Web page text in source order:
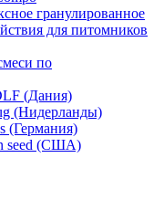
гранулированное
для питомников
по
(Дания)
(Нидерланды)
(Германия)
seed (США)